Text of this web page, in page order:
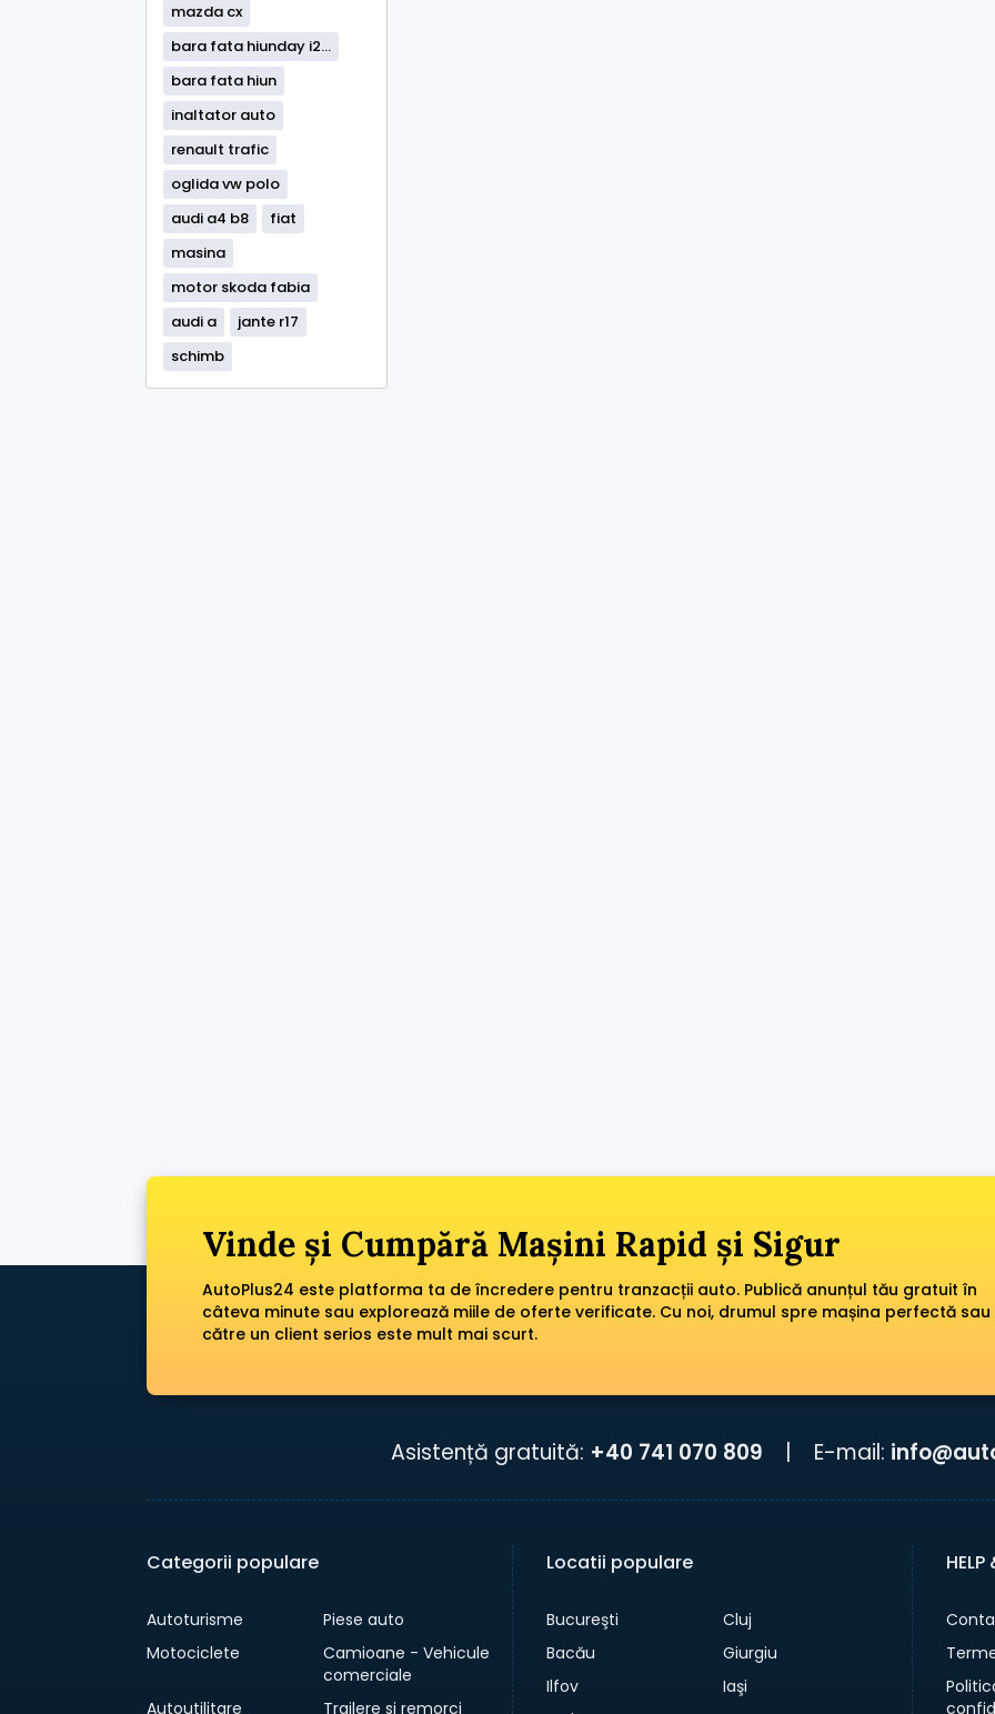
mazda cx
bara fata hiunday i2...
bara fata hiun
inaltator auto
renault trafic
oglida vw polo
audi a4 b8
fiat
masina
motor skoda fabia
audi a
jante r17
schimb
Vinde și Cumpără Mașini Rapid și Sigur
AutoPlus24 este platforma ta de încredere pentru tranzacții auto. Publică anunțul tău gratuit în
câteva minute sau explorează miile de oferte verificate. Cu noi, drumul spre mașina perfectă sau
către un client serios este mult mai scurt.
Asistență gratuită: +40 741 070 809 E-mail:
Categorii populare
Autoturisme
Piese auto
Motociclete
Camioane - Vehicule
comerciale
Autoutilitare
Trailere si remorci
Locatii populare
Bucureşti
Cluj
Bacău
Giurgiu
Ilfov
Iaşi
HELP